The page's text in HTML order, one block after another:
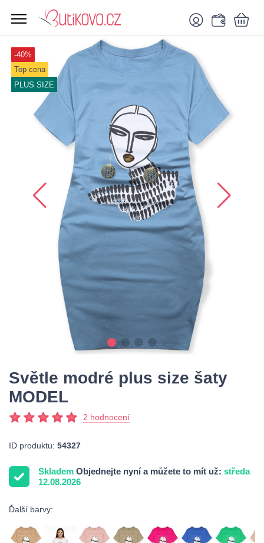
-40%
Top cena
PLUS SIZE
Světle modré plus size šaty
MODEL
2 hodnocení
ID produktu: 54327
Skladem Objednejte nyní a můžete to mít už: středa
12.08.2026
Ďalší barvy: